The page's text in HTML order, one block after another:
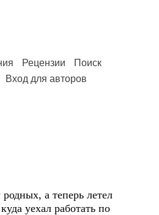
Рецензии
Поиск
Вход для авторов
а теперь летел
уехал работать по